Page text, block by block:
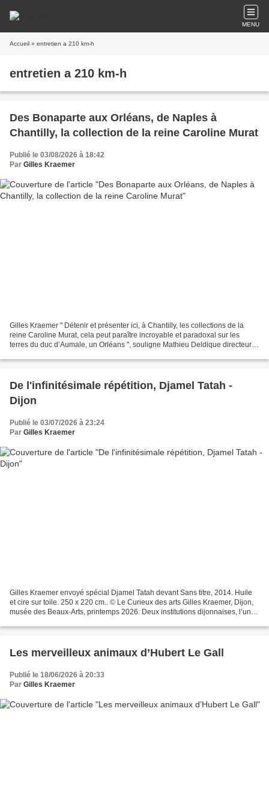
MENU
Accueil » entretien a 210 km-h
entretien a 210 km-h
Des Bonaparte aux Orléans, de Naples à
Chantilly, la collection de la reine Caroline Murat
Publié le 03/08/2026 à 18:42
Par Gilles Kraemer
Gilles Kraemer " Détenir et présenter ici, à Chantilly, les collections de la
reine Caroline Murat, cela peut paraître incroyable et paradoxal sur les
terres du duc d’Aumale, un Orléans ", souligne Mathieu Deldique directeur
​​​​​​​De l'infinitésimale répétition, Djamel Tatah -
Dijon
Publié le 03/07/2026 à 23:24
Par Gilles Kraemer
Gilles Kraemer envoyé spécial Djamel Tatah devant Sans titre, 2014. Huile
et cire sur toile. 250 x 220 cm.. © Le Curieux des arts Gilles Kraemer, Dijon,
musée des Beaux-Arts, printemps 2026. Deux institutions dijonnaises, l’une
Les merveilleux animaux d’Hubert Le Gall
Publié le 18/06/2026 à 20:33
Par Gilles Kraemer